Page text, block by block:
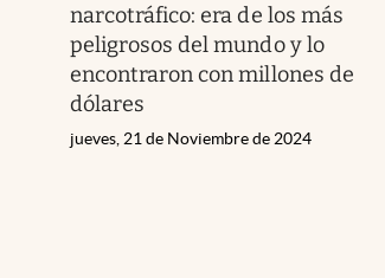
narcotráfico: era de los más
peligrosos del mundo y lo
encontraron con millones de
dólares
jueves, 21 de Noviembre de 2024